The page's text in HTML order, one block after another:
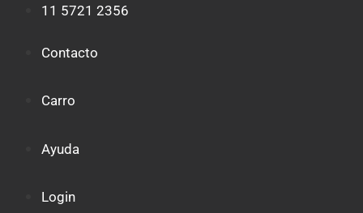
contenido
11 5721 2356
Contacto
Carro
Ayuda
Login